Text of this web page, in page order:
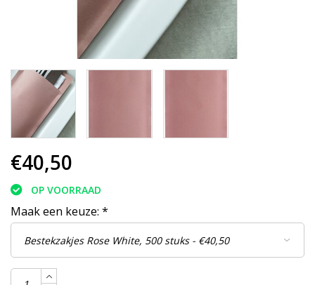
€40,50
OP VOORRAAD
Maak een keuze: *